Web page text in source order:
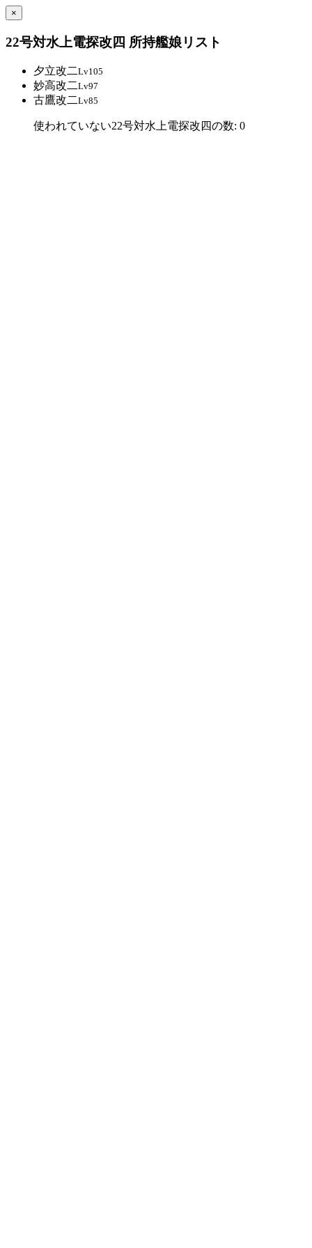
×
22号対水上電探改四 所持艦娘リスト
夕立改二Lv105
妙高改二Lv97
古鷹改二Lv85
使われていない22号対水上電探改四の数: 0